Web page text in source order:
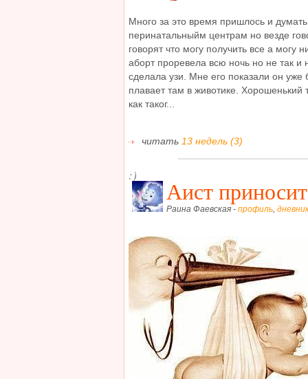
Много за это время пришлось и
перинатальныйм центрам но везде
говорят что могу получить все а могу
аборт проревела всю ночь но не так
сделала узи. Мне его показали он
плавает там в животике. Хорошенький
как таког...
читать 13 недель (3)
:)
Аист
Раина Фаевская - профиль,